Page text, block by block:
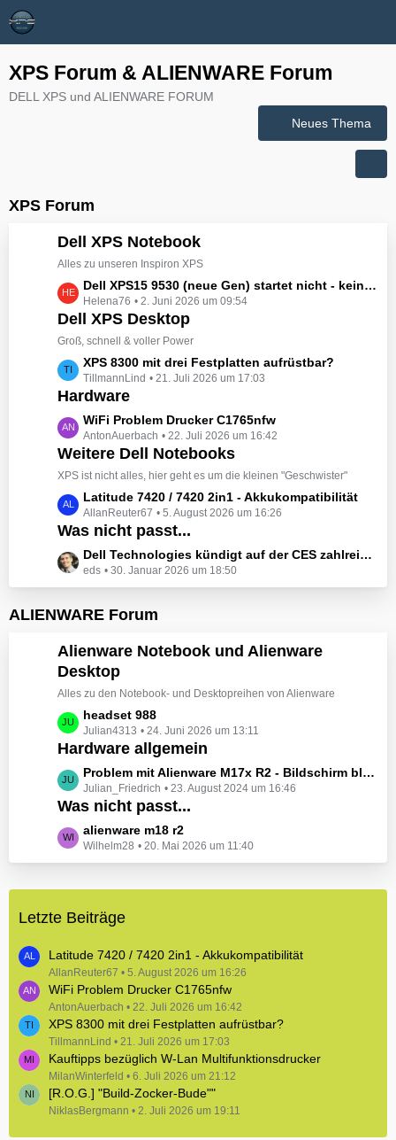
XPS Forum & ALIENWARE Forum
DELL XPS und ALIENWARE FORUM
Neues Thema
XPS Forum
Dell XPS Notebook
Alles zu unseren Inspiron XPS
L
e
t
z
e
B
i
r
ä
g
e
Dell XPS15 9530 (neue Gen) startet nicht - kein booten, kein Licht - nichts tut sich - hat jemand eine Idee wie man ihn zum Leben erwecken könnte?
Helena76 2. Juni 2026 um 09:54
Dell XPS Desktop
Groß, schnell & voller Power
L
e
t
z
t
e
B
i
r
ä
g
XPS 8300 mit drei Festplatten aufrüstbar?
TillmannLind 21. Juli 2026 um 17:03
Hardware
L
e
t
z
e
B
i
ä
e
WiFi Problem Drucker C1765nfw
AntonAuerbach 22. Juli 2026 um 16:42
Weitere Dell Notebooks
XPS ist nicht alles, hier geht es um die kleinen "Geschwister"
L
e
t
z
t
e
e
t
r
ä
g
e
Latitude 7420 / 7420 2in1 - Akkukompatibilität
AllanReuter67 5. August 2026 um 16:26
Was nicht passt...
L
e
t
z
e
B
e
i
t
r
ä
g
e
Dell Technologies kündigt auf der CES zahlreiche Alienware-Neuheiten an
eds 30. Januar 2026 um 18:50
ALIENWARE Forum
Alienware Notebook und Alienware
Desktop
Alles zu den Notebook- und Desktopreihen von Alienware
L
e
t
z
t
e
e
r
g
headset 988
Julian4313 24. Juni 2026 um 13:11
Hardware allgemein
L
e
t
z
t
e
i
ä
g
e
Problem mit Alienware M17x R2 - Bildschirm bleibt schwarz beim Start
Julian_Friedrich 23. August 2024 um 16:46
Was nicht passt...
L
e
t
e
e
i
t
r
ä
g
e
alienware m18 r2
Wilhelm28 20. Mai 2026 um 11:40
Letzte Beiträge
Latitude 7420 / 7420 2in1 - Akkukompatibilität
AllanReuter67 5. August 2026 um 16:26
WiFi Problem Drucker C1765nfw
AntonAuerbach 22. Juli 2026 um 16:42
XPS 8300 mit drei Festplatten aufrüstbar?
TillmannLind 21. Juli 2026 um 17:03
Kauftipps bezüglich W-Lan Multifunktionsdrucker
MilanWinterfeld 6. Juli 2026 um 21:12
[R.O.G.] "Build-Zocker-Bude""
NiklasBergmann 2. Juli 2026 um 19:11